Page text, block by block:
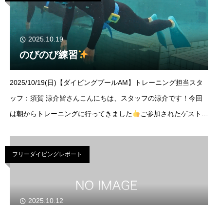
2025.10.19
のびのび練習
2025/10/19(日)【ダイビングプールAM】トレーニング担当スタ
ッフ：須賀 涼介皆さんこんにちは、スタッフの涼介です！今回
は朝からトレーニングに行ってきました
ご参加されたゲストは
ォ
フリーダイビングレポート
2025.10.12